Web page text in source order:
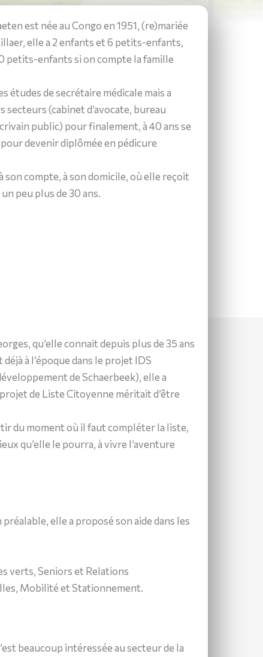
est née au Congo en 1951, (re)mariée
elle a 2 enfants et 6 petits-enfants,
petits-enfants si on compte la famille
études de secrétaire médicale mais a
secteurs (cabinet d’avocate, bureau
public) pour finalement, à 40 ans se
devenir diplômée en pédicure
son compte, à son domicile, où elle reçoit
peu plus de 30 ans.
qu’elle connait depuis plus de 35 ans
à l’époque dans le projet IDS
de Schaerbeek), elle a
de Liste Citoyenne méritait d’être
du moment où il faut compléter la liste,
qu’elle le pourra, à vivre l’aventure
elle a proposé son aide dans les
verts, Seniors et Relations
Mobilité et Stationnement.
beaucoup intéressée au secteur de la